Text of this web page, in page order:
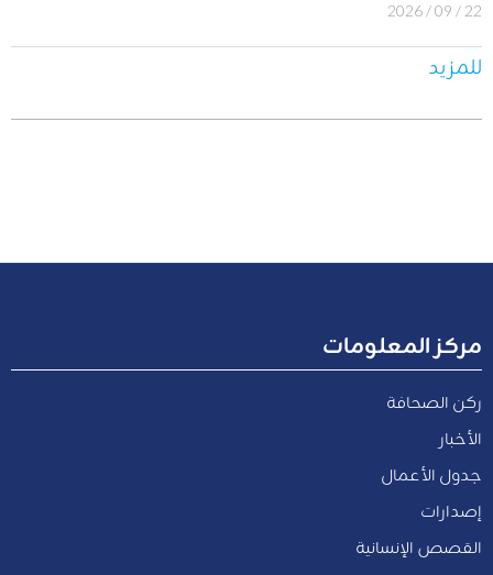
22 / 09 / 2026
للمزيد
مركز المعلومات
ركن الصحافة
الأخبار
جدول الأعمال
إصدارات
القصص الإنسانية